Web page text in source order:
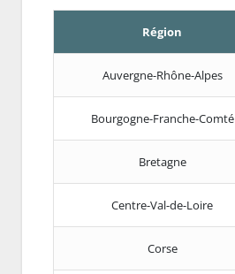
Région
Auvergne-Rhône-Alpes
Bourgogne-Franche-Comté
Bretagne
Centre-Val-de-Loire
Corse